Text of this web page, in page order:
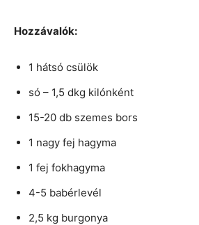
Hozzávalók:
1 hátsó csülök
só – 1,5 dkg kilónként
15-20 db szemes bors
1 nagy fej hagyma
1 fej fokhagyma
4-5 babérlevél
2,5 kg burgonya